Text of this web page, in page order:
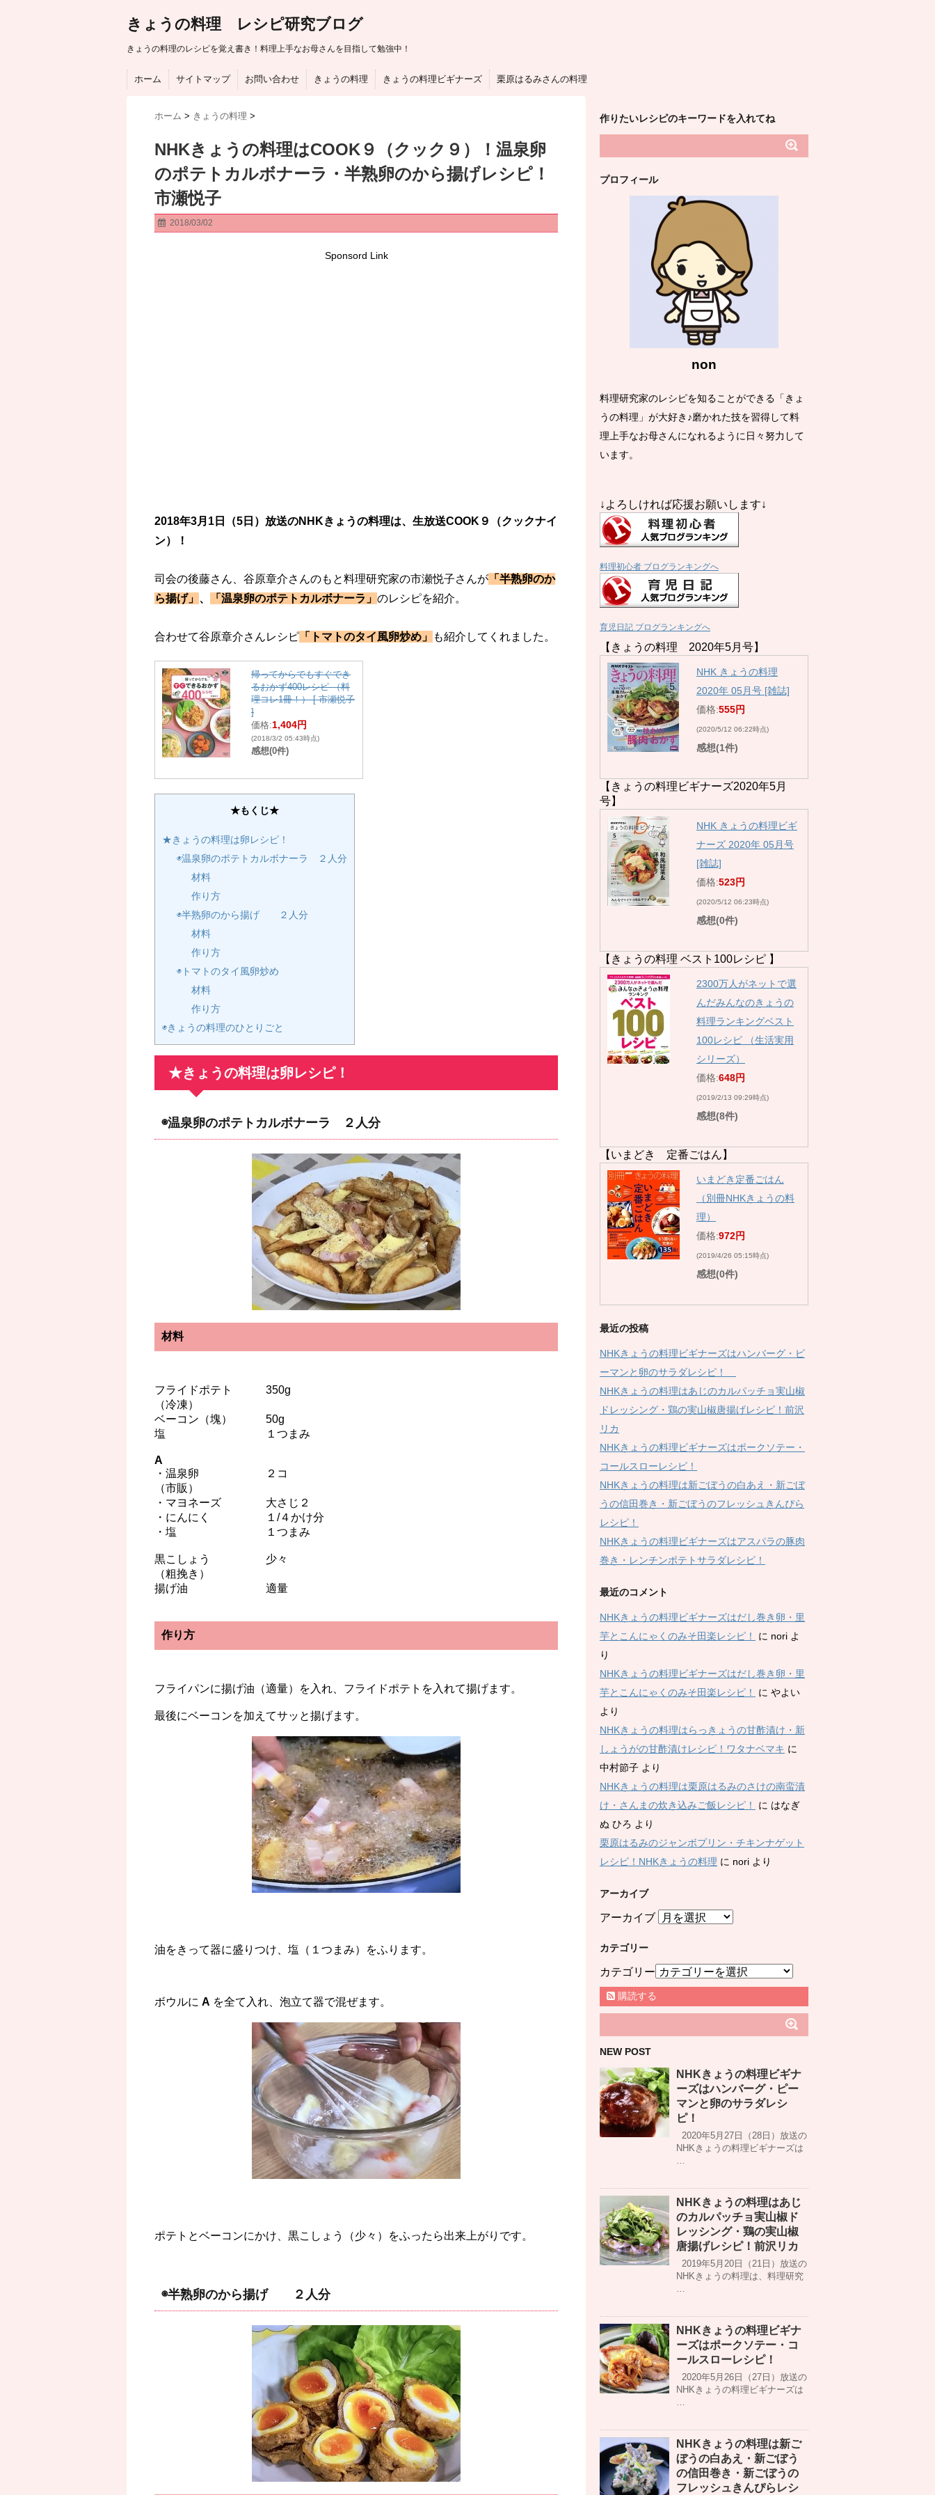
きょうの料理 レシピ研究ブログ
きょうの料理のレシピを覚え書き！料理上手なお母さんを目指して勉強中！
ホーム サイトマップ お問い合わせ きょうの料理 きょうの料理ビギナーズ 栗原はるみさんの料理
ホーム > きょうの料理 >
NHKきょうの料理はCOOK９（クック９）！温泉卵
のポテトカルボナーラ・半熟卵のから揚げレシピ！
市瀬悦子
2018/03/02
Sponsord Link
2018年3月1日（5日）放送のNHKきょうの料理は、生放送COOK９（クックナイ
ン）！
司会の後藤さん、谷原章介さんのもと料理研究家の市瀬悦子さんが 「半熟卵のか
ら揚げ」 、 「温泉卵のポテトカルボナーラ」 のレシピを紹介。
合わせて谷原章介さんレシピ 「トマトのタイ風卵炒め」 も紹介してくれました。
帰ってからでもすぐでき
るおかず400レシピ （料
理コレ1冊！） [ 市瀬悦子
]
価格:1,404円
(2018/3/2 05:43時点)
感想(0件)
★もくじ★
★きょうの料理は卵レシピ！
◉温泉卵のポテトカルボナーラ ２人分
材料
作り方
◉半熟卵のから揚げ ２人分
材料
作り方
◉トマトのタイ風卵炒め
材料
作り方
◉きょうの料理のひとりごと
★きょうの料理は卵レシピ！
◉温泉卵のポテトカルボナーラ ２人分
材料
フライドポテト 350g
（冷凍）
ベーコン（塊） 50g
塩 １つまみ
A
・温泉卵 ２コ
（市販）
・マヨネーズ 大さじ２
・にんにく １/４かけ分
・塩 １つまみ
黒こしょう 少々
（粗挽き）
揚げ油 適量
作り方
フライパンに揚げ油（適量）を入れ、フライドポテトを入れて揚げます。
最後にベーコンを加えてサッと揚げます。
油をきって器に盛りつけ、塩（１つまみ）をふります。
ボウルに A を全て入れ、泡立て器で混ぜます。
ポテトとベーコンにかけ、黒こしょう（少々）をふったら出来上がりです。
◉半熟卵のから揚げ ２人分
作りたいレシピのキーワードを入れてね
プロフィール
non
料理研究家のレシピを知ることができる「きょ
うの料理」が大好き♪磨かれた技を習得して料
理上手なお母さんになれるように日々努力して
います。
↓よろしければ応援お願いします↓
料理初心者 ブログランキングへ
育児日記 ブログランキングへ
【きょうの料理 2020年5月号】
NHK きょうの料理
2020年 05月号 [雑誌]
価格:555円
(2020/5/12 06:22時点)
感想(1件)
【きょうの料理ビギナーズ2020年5月
号】
NHK きょうの料理ビギ
ナーズ 2020年 05月号
[雑誌]
価格:523円
(2020/5/12 06:23時点)
感想(0件)
【きょうの料理 ベスト100レシピ 】
2300万人がネットで選
んだみんなのきょうの
料理ランキングベスト
100レシピ （生活実用
シリーズ）
価格:648円
(2019/2/13 09:29時点)
感想(8件)
【いまどき 定番ごはん】
いまどき定番ごはん
（別冊NHKきょうの料
理）
価格:972円
(2019/4/26 05:15時点)
感想(0件)
最近の投稿
NHKきょうの料理ビギナーズはハンバーグ・ピ
ーマンと卵のサラダレシピ！
NHKきょうの料理はあじのカルパッチョ実山椒
ドレッシング・鶏の実山椒唐揚げレシピ！前沢
リカ
NHKきょうの料理ビギナーズはポークソテー・
コールスローレシピ！
NHKきょうの料理は新ごぼうの白あえ・新ごぼ
うの信田巻き・新ごぼうのフレッシュきんぴら
レシピ！
NHKきょうの料理ビギナーズはアスパラの豚肉
巻き・レンチンポテトサラダレシピ！
最近のコメント
NHKきょうの料理ビギナーズはだし巻き卵・里
芋とこんにゃくのみそ田楽レシピ！
に nori よ
り
NHKきょうの料理ビギナーズはだし巻き卵・里
芋とこんにゃくのみそ田楽レシピ！
に やよい
より
NHKきょうの料理はらっきょうの甘酢漬け・新
しょうがの甘酢漬けレシピ！ワタナベマキ に
中村節子 より
NHKきょうの料理は栗原はるみのさけの南蛮漬
け・さんまの炊き込みご飯レシピ！
に はなぎ
ぬ ひろ より
栗原はるみのジャンボプリン・チキンナゲット
レシピ！NHKきょうの料理 に nori より
アーカイブ
アーカイブ
カテゴリー
カテゴリー
購読する
NEW POST
NHKきょうの料理ビギナ
ーズはハンバーグ・ピー
マンと卵のサラダレシ
ピ！
2020年5月27日（28日）放送の
NHKきょうの料理ビギナーズは
…
NHKきょうの料理はあじ
のカルパッチョ実山椒ド
レッシング・鶏の実山椒
唐揚げレシピ！前沢リカ
2019年5月20日（21日）放送の
NHKきょうの料理は、料理研究
…
NHKきょうの料理ビギナ
ーズはポークソテー・コ
ールスローレシピ！
2020年5月26日（27日）放送の
NHKきょうの料理ビギナーズは
…
NHKきょうの料理は新ご
ぼうの白あえ・新ごぼう
の信田巻き・新ごぼうの
フレッシュきんぴらレシ